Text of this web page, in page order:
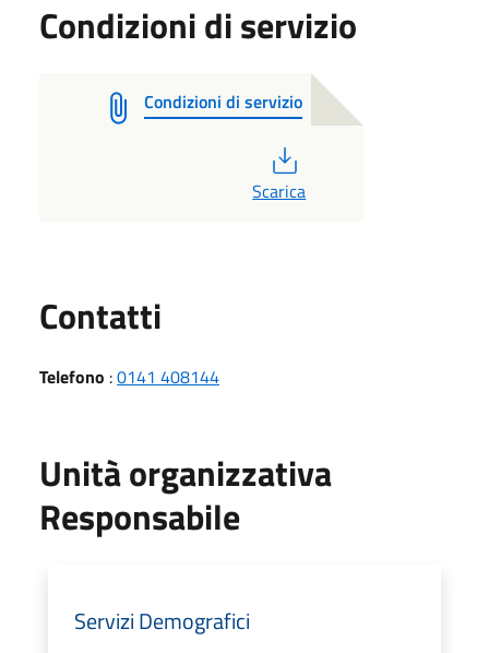
Condizioni di servizio
Condizioni di servizio
Scarica
Contatti
Telefono :0141 408144
Unità organizzativa
Responsabile
Servizi Demografici